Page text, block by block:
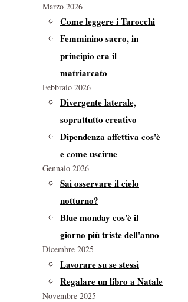
Marzo 2026
Come leggere i Tarocchi
Femminino sacro, in
principio era il
matriarcato
Febbraio 2026
Divergente laterale,
soprattutto creativo
Dipendenza affettiva cos'è
e come uscirne
Gennaio 2026
Sai osservare il cielo
notturno?
Blue monday cos'è il
giorno più triste dell'anno
Dicembre 2025
Lavorare su se stessi
Regalare un libro a Natale
Novembre 2025